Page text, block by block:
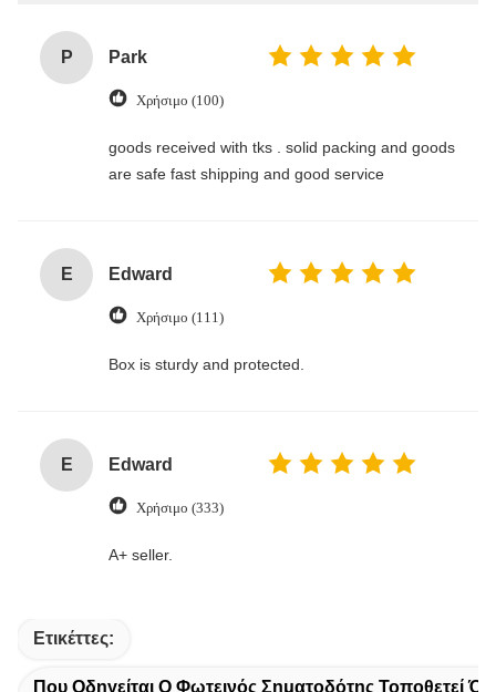
P Park
Χρήσιμο (100)
goods received with tks . solid packing and goods
are safe fast shipping and good service
E Edward
Χρήσιμο (111)
Box is sturdy and protected.
E Edward
Χρήσιμο (333)
A+ seller.
Ετικέττες:
Που Οδηγείται Ο Φωτεινός Σηματοδότης Τοποθετεί